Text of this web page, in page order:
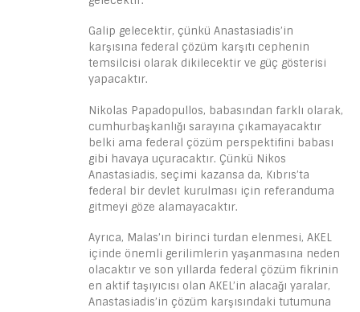
Galip gelecektir, çünkü Anastasiadis’in
karşısına federal çözüm karşıtı cephenin
temsilcisi olarak dikilecektir ve güç gösterisi
yapacaktır.
Nikolas Papadopullos, babasından farklı olarak,
cumhurbaşkanlığı sarayına çıkamayacaktır
belki ama federal çözüm perspektifini babası
gibi havaya uçuracaktır. Çünkü Nikos
Anastasiadis, seçimi kazansa da, Kıbrıs’ta
federal bir devlet kurulması için referanduma
gitmeyi göze alamayacaktır.
Ayrıca, Malas’ın birinci turdan elenmesi, AKEL
içinde önemli gerilimlerin yaşanmasına neden
olacaktır ve son yıllarda federal çözüm fikrinin
en aktif taşıyıcısı olan AKEL’in alacağı yaralar,
Anastasiadis’in çözüm karşısındaki tutumuna